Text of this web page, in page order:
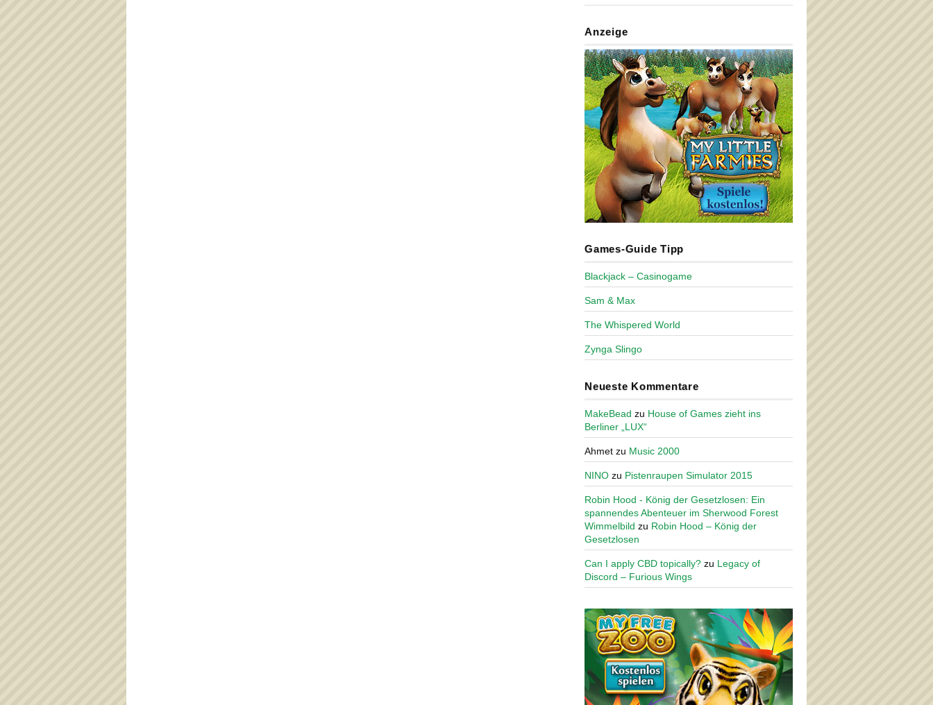
Anzeige
Games-Guide Tipp
Blackjack – Casinogame
Sam & Max
The Whispered World
Zynga Slingo
Neueste Kommentare
MakeBead zu House of Games zieht ins
Berliner „LUX“
Ahmet zu Music 2000
NINO zu Pistenraupen Simulator 2015
Robin Hood - König der Gesetzlosen: Ein
spannendes Abenteuer im Sherwood Forest
Wimmelbild zu Robin Hood – König der
Gesetzlosen
Can I apply CBD topically? zu Legacy of
Discord – Furious Wings